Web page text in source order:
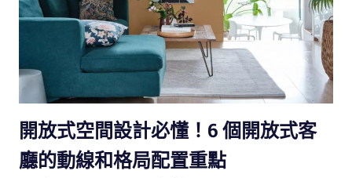
開放式空間設計必懂！6 個開放式客
廳的動線和格局配置重點